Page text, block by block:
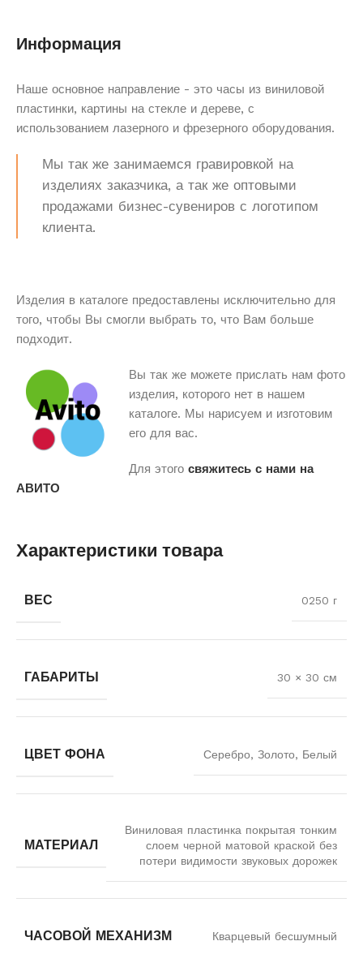
Информация
Наше основное направление - это часы из виниловой
пластинки, картины на стекле и дереве, с
использованием лазерного и фрезерного оборудования.
Мы так же занимаемся гравировкой на
изделиях заказчика, а так же оптовыми
продажами бизнес-сувениров с логотипом
клиента.
Изделия в каталоге предоставлены исключительно для
того, чтобы Вы смогли выбрать то, что Вам больше
подходит.
Вы так же можете прислать нам фото
изделия, которого нет в нашем
каталоге. Мы нарисуем и изготовим
его для вас.
Для этого свяжитесь с нами на
АВИТО
Характеристики товара
ВЕС 0250 г
ГАБАРИТЫ 30 × 30 см
ЦВЕТ ФОНА Серебро, Золото, Белый
МАТЕРИАЛ
Виниловая пластинка покрытая тонким
слоем черной матовой краской без
потери видимости звуковых дорожек
ЧАСОВОЙ МЕХАНИЗМ Кварцевый бесшумный